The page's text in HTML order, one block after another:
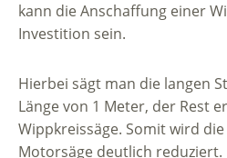
kann die Anschaffung einer
Investition sein.
Hierbei sägt man die langen
Länge von 1 Meter, der Rest
Wippkreissäge. Somit wird
Motorsäge deutlich reduziert.